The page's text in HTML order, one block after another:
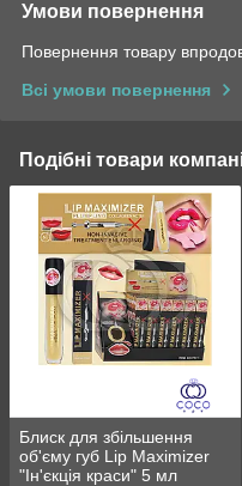
Умови повернення
Повернення товару
Всі умови повернення
Подібні товари
Блиск для збільшення
об'єму губ Lip Maximizer
"Ін'єкція краси" 5 мл